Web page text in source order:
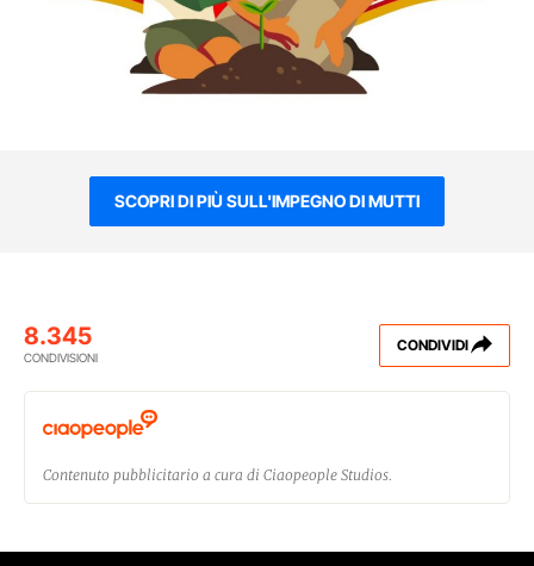
SCOPRI DI PIÙ SULL'IMPEGNO DI MUTTI
8.345
CONDIVISIONI
CONDIVIDI
Contenuto pubblicitario a cura di Ciaopeople Studios.